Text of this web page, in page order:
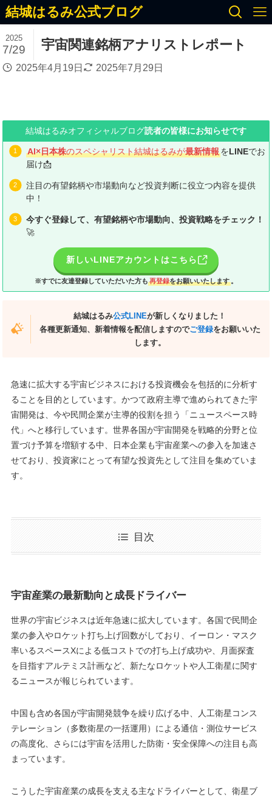
結城はるみ公式ブログ
宇宙関連銘柄アナリストレポート
2025
7/29
2025年4月19日 2025年7月29日
結城はるみオフィシャルブログ読者の皆様にお知らせです
AI×日本株のスペシャリスト結城はるみが最新情報をLINEでお
届け📩
注目の有望銘柄や市場動向など投資判断に役立つ内容を提供
中！
今すぐ登録して、有望銘柄や市場動向、投資戦略をチェック！
🚀
新しいLINEアカウントはこちら
※すでに友達登録していただいた方も 再登録をお願いいたします 。
結城はるみ公式LINEが新しくなりました！
各種更新通知、新着情報を配信しますのでご登録をお願いいた
します。
急速に拡大する宇宙ビジネスにおける投資機会を包括的に分析す
ることを目的としています。かつて政府主導で進められてきた宇
宙開発は、今や民間企業が主導的役割を担う「ニュースペース時
代」へと移行しています。世界各国が宇宙開発を戦略的分野と位
置づけ予算を増額する中、日本企業も宇宙産業への参入を加速さ
せており、投資家にとって有望な投資先として注目を集めていま
す。
目次
宇宙産業の最新動向と成長ドライバー
世界の宇宙ビジネスは近年急速に拡大しています。各国で民間企
業の参入やロケット打ち上げ回数がしており、イーロン・マスク
率いるスペースXによる低コストでの打ち上げ成功や、月面探査
を目指すアルテミス計画など、新たなロケットや人工衛星に関す
るニュースが報じられています​。
中国も含め各国が宇宙開発競争を繰り広げる中、人工衛星コンス
テレーション（多数衛星の一括運用）による通信・測位サービス
の高度化、さらには宇宙を活用した防衛・安全保障への注目も高
まっています。
こうした宇宙産業の成長を支える主なドライバーとして、衛星ブ